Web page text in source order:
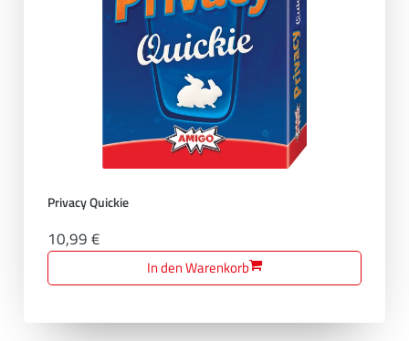
Privacy Quickie
10,99 €
In den Warenkorb